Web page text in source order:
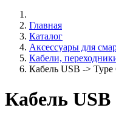
Главная
Каталог
Аксессуары для
Кабели,
Кабель USB ->
Кабель